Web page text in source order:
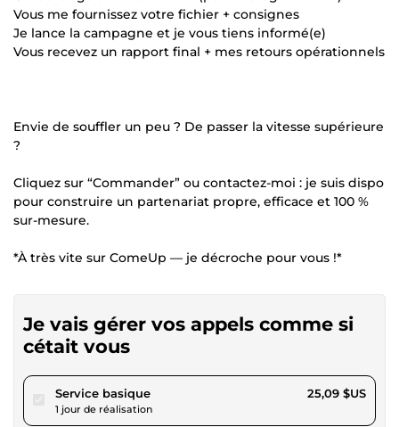
Vous me fournissez votre fichier + consignes
Je lance la campagne et je vous tiens informé(e)
Vous recevez un rapport final + mes retours opérationnels
Envie de souffler un peu ? De passer la vitesse supérieure
?
Cliquez sur “Commander” ou contactez-moi : je suis dispo
pour construire un partenariat propre, efficace et 100 %
sur-mesure.
*À très vite sur ComeUp — je décroche pour vous !*
Je vais gérer vos appels comme si
cétait vous
Service basiquepour 23,13 $US
1 jour de réalisation
25,09 $US